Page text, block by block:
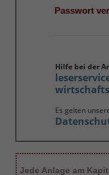
Passwort
Hilfe bei der
Es gelten
Jede Anlage am